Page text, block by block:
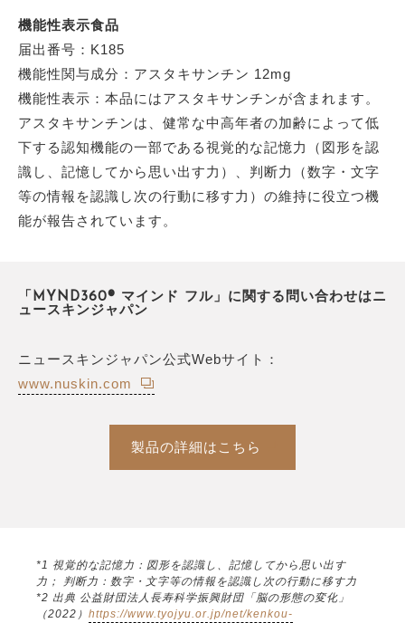
機能性表示食品
届出番号：K185
機能性関与成分：アスタキサンチン 12mg
機能性表示：本品にはアスタキサンチンが含まれます。
アスタキサンチンは、健常な中高年者の加齢によって低
下する認知機能の一部である視覚的な記憶力（図形を認
識し、記憶してから思い出す力）、判断力（数字・文字
等の情報を認識し次の行動に移す力）の維持に役立つ機
能が報告されています。
「MYND360® マインド フル」に関する問い合わせはニ
ュースキンジャパン
ニュースキンジャパン公式Webサイト：
www.nuskin.com
製品の詳細はこちら
*1 視覚的な記憶力：図形を認識し、記憶してから思い出す
力； 判断力：数字・文字等の情報を認識し次の行動に移す力
*2 出典 公益財団法人長寿科学振興財団「脳の形態の変化」
（2022） https://www.tyojyu.or.jp/net/kenkou-